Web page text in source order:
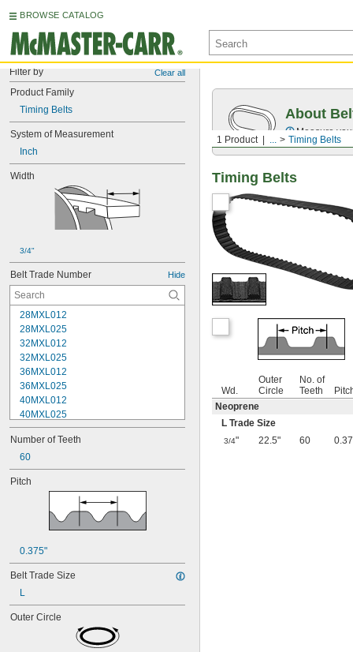
BROWSE CATALOG
Filter by Clear all
Product Family
Timing Belts
System of Measurement
Inch
Width
3/4"
Belt Trade Number Hide
28MXL012
28MXL025
32MXL012
32MXL025
36MXL012
36MXL025
40MXL012
40MXL025
44MXL012
44MXL025
48MXL012
48MXL025
50XL025
52MXL012
52MXL025
56MXL025
60MXL012
60XL025
60XL031
Number of Teeth
60
Pitch
0.375"
Belt Trade Size
L
Outer Circle
1 Product ... Timing Belts
About
Measure
Timing Belts
Wd.
Outer
Circle
No. of
Teeth
Neoprene
L Trade Size
3/4" 22.5" 60